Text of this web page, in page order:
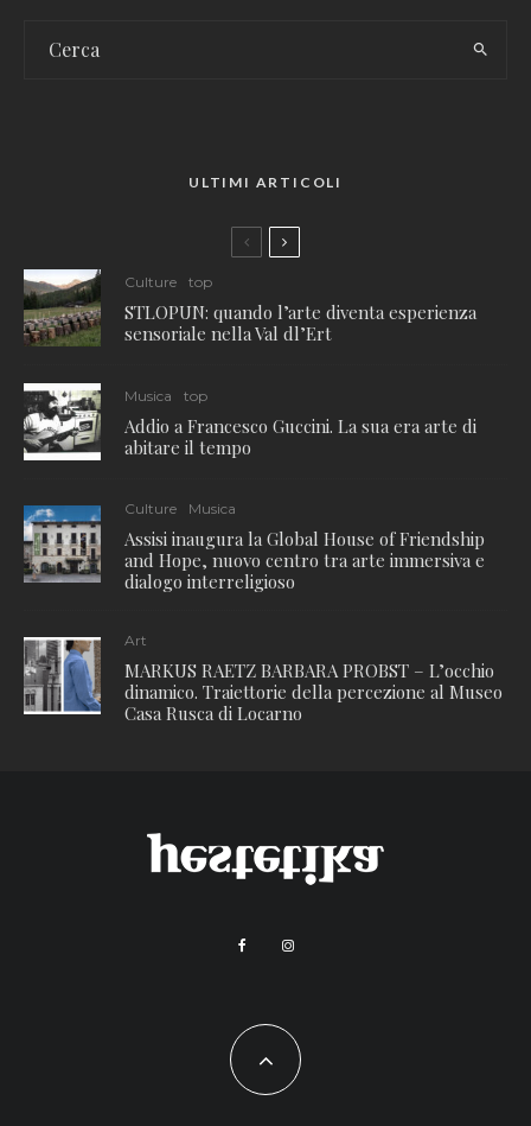
ULTIMI ARTICOLI
Culture top
STLOPUN: quando l’arte diventa esperienza
sensoriale nella Val dl’Ert
Musica top
Addio a Francesco Guccini. La sua era arte di
abitare il tempo
Culture Musica
Assisi inaugura la Global House of Friendship
and Hope, nuovo centro tra arte immersiva e
dialogo interreligioso
Art
MARKUS RAETZ BARBARA PROBST – L’occhio
dinamico. Traiettorie della percezione al Museo
Casa Rusca di Locarno